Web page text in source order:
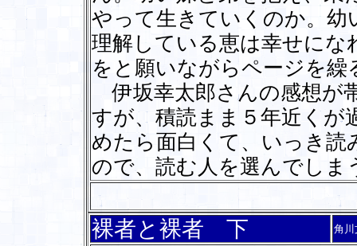
やって生きていくのか。
理解している恵は幸せにな
をと願いながらページを
伊坂幸太郎さんの感想が
すが、積読まま５年近くが
めたら面白くて、いっき読
ので、読む人を選んでし
裸者と裸者 下 角川